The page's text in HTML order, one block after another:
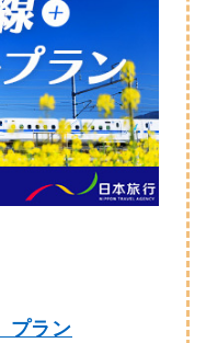
プラン